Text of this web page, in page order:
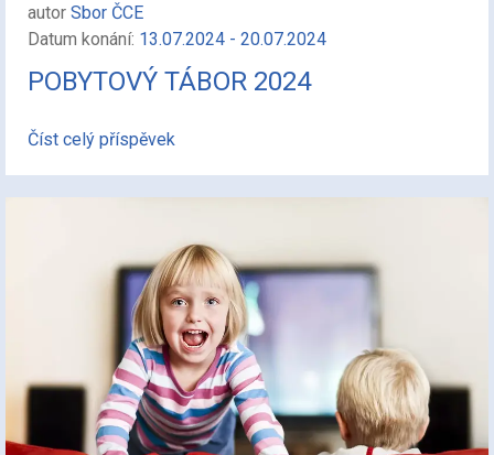
autor Sbor ČCE
Datum konání: 13.07.2024 - 20.07.2024
POBYTOVÝ TÁBOR 2024
Číst celý příspěvek